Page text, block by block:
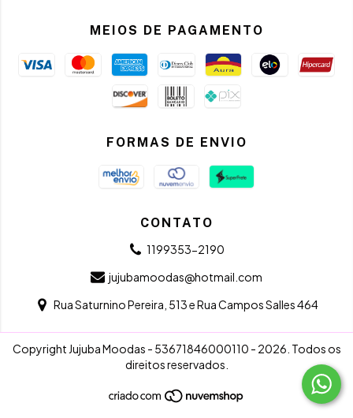
MEIOS DE PAGAMENTO
FORMAS DE ENVIO
CONTATO
1199353-2190
jujubamoodas@hotmail.com
Rua Saturnino Pereira, 513 e Rua Campos Salles 464
Copyright Jujuba Moodas - 53671846000110 - 2026. Todos os
direitos reservados.